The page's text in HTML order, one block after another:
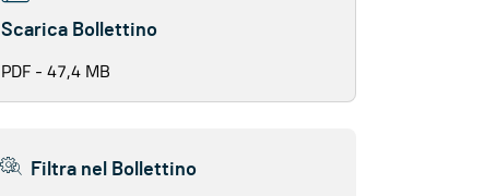
Scarica Bollettino
PDF - 47,4 MB
Filtra nel Bollettino